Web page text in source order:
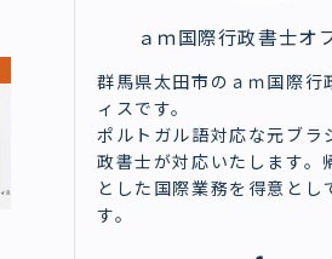
ａｍ国際行政書士オ
群馬県太田市のａｍ国際行
ィスです。
ポルトガル語対応な元ブラ
政書士が対応いたします。
とした国際業務を得意とし
す。